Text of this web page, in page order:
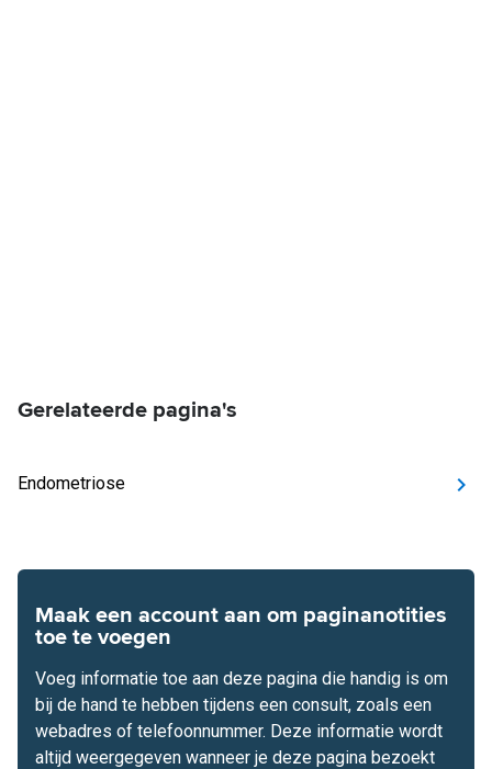
Gerelateerde pagina's
Endometriose
Maak een account aan om paginanotities
toe te voegen
Voeg informatie toe aan deze pagina die handig is om
bij de hand te hebben tijdens een consult, zoals een
webadres of telefoonnummer. Deze informatie wordt
altijd weergegeven wanneer je deze pagina bezoekt